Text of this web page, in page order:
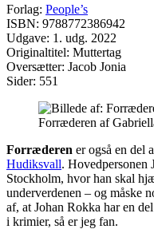
Forlag: People’s
ISBN: 9788772386942
Udgave: 1. udg. 2022
Originaltitel: Muttertag
Oversætter: Jacob Jonia
Sider: 551
Forræderen af
Forræderen er også en del
Hudiksvall. Hovedpersonen
Stockholm, hvor han skal
underverdenen – og måske
af, at Johan Rokka har en
i krimier, så er jeg fan.